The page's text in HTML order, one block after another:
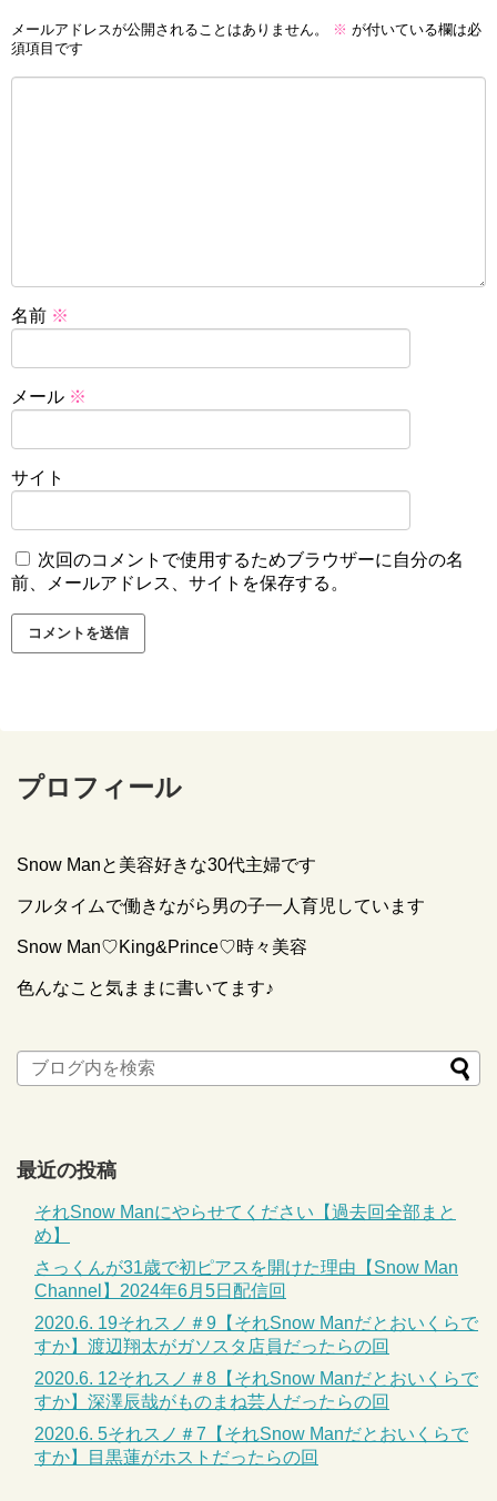
メールアドレスが公開されることはありません。 ※ が付いている欄は必
須項目です
名前 ※
メール ※
サイト
次回のコメントで使用するためブラウザーに自分の名
前、メールアドレス、サイトを保存する。
プロフィール
Snow Manと美容好きな30代主婦です
フルタイムで働きながら男の子一人育児しています
Snow Man♡King&Prince♡時々美容
色んなこと気ままに書いてます♪
最近の投稿
それSnow Manにやらせてください【過去回全部まと
め】
さっくんが31歳で初ピアスを開けた理由【Snow Man
Channel】2024年6月5日配信回
2020.6. 19それスノ＃9【それSnow Manだとおいくらで
すか】渡辺翔太がガソスタ店員だったらの回
2020.6. 12それスノ＃8【それSnow Manだとおいくらで
すか】深澤辰哉がものまね芸人だったらの回
2020.6. 5それスノ＃7【それSnow Manだとおいくらで
すか】目黒蓮がホストだったらの回